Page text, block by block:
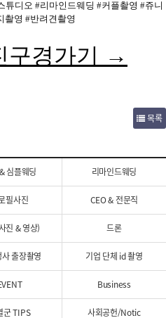
디오 #리마인드웨딩 #커플촬영 #쥬니
촬영 #반려견촬영
구경가기 →
목록
심플웨딩 리마인드웨딩
필사진 CEO & 전문직
진 & 영상) 드론
출장촬영 기업 단체 id 촬영
Business
군 TIPS 사회공헌/Notic